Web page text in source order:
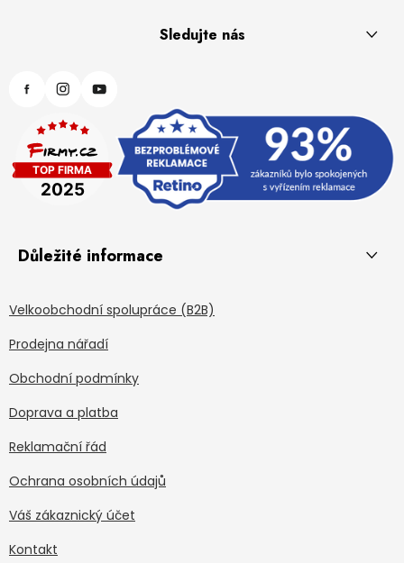
Sledujte nás
Důležité informace
Velkoobchodní spolupráce (B2B)
Prodejna nářadí
Obchodní podmínky
Doprava a platba
Reklamační řád
Ochrana osobních údajů
Váš zákaznický účet
Kontakt